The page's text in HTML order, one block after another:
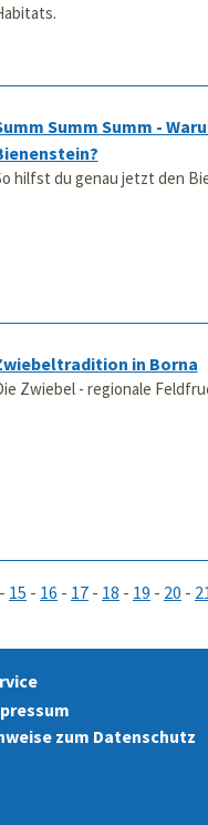
Summ Summ -
hilfst du genau jetzt den
in Borna
Zwiebel - regionale
- 15 - 16 - 17 - 18 - 19 - 20 -
zum Datenschutz